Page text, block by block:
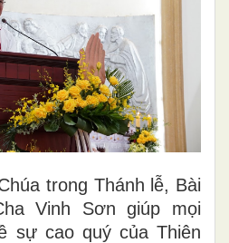
trong Thánh lễ, Bài
Vinh Sơn giúp mọi
sự cao quý của Thiên